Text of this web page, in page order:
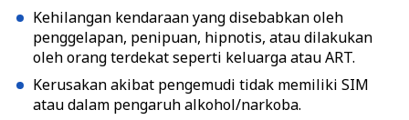
Kehilangan kendaraan yang disebabkan oleh
penggelapan, penipuan, hipnotis, atau dilakukan
oleh orang terdekat seperti keluarga atau ART.
Kerusakan akibat pengemudi tidak memiliki SIM
atau dalam pengaruh alkohol/narkoba.